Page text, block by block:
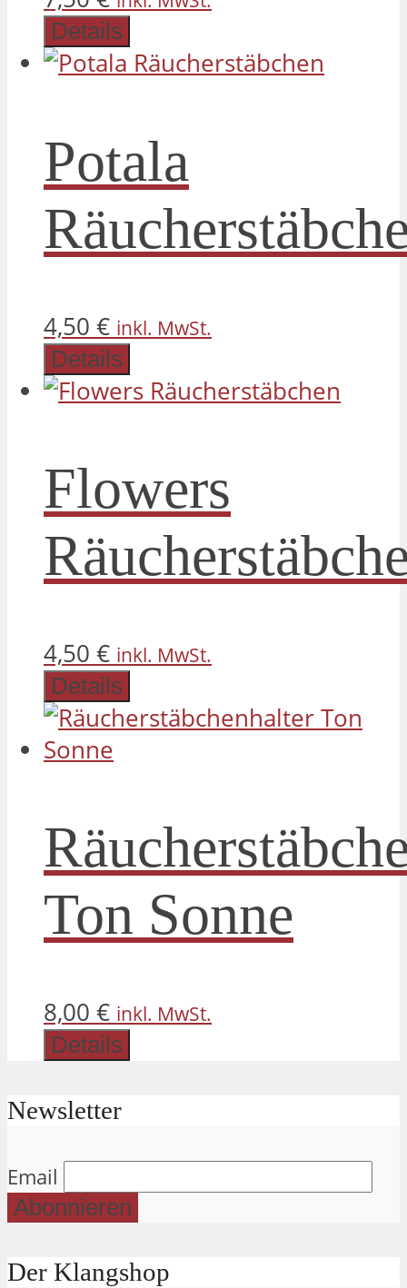
Details
Potala
4,50 € inkl. MwSt.
Details
Flowers
4,50 € inkl. MwSt.
Details
Ton Sonne
8,00 € inkl. MwSt.
Details
Newsletter
Email
Der Klangshop